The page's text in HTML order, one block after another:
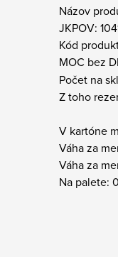
Názov
JKPOV:
Kód
MOC bez
Počet na
Z toho
V kartóne
Váha za
Váha za
Na palete: